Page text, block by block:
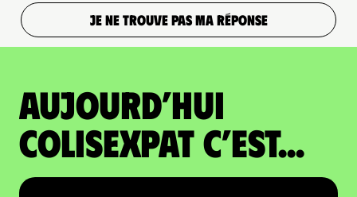
JE NE TROUVE PAS MA RÉPONSE
Aujourd’hui
colisexpat c’est...